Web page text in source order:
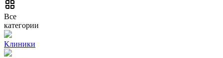
Все
категории
Клиники